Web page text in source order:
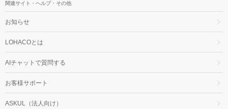
関連サイト・ヘルプ・その他
お知らせ
LOHACOとは
AIチャットで質問する
お客様サポート
ASKUL（法人向け）